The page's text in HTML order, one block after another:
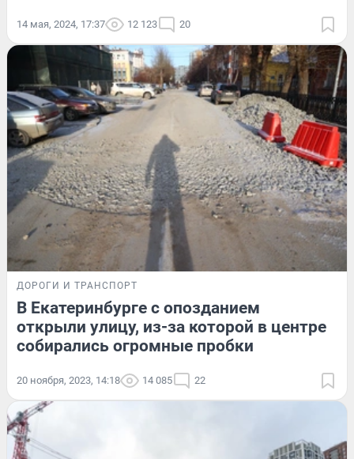
14 мая, 2024, 17:37 12 123 20
ДОРОГИ И ТРАНСПОРТ
В Екатеринбурге с опозданием
открыли улицу, из-за которой в центре
собирались огромные пробки
20 ноября, 2023, 14:18 14 085 22